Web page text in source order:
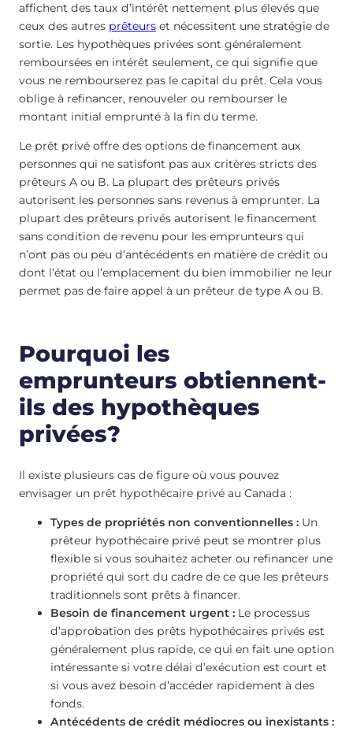
affichent des taux d’intérêt nettement plus élevés que
ceux des autres prêteurs et nécessitent une stratégie de
sortie. Les hypothèques privées sont généralement
remboursées en intérêt seulement, ce qui signifie que
vous ne rembourserez pas le capital du prêt. Cela vous
oblige à refinancer, renouveler ou rembourser le
montant initial emprunté à la fin du terme.
Le prêt privé offre des options de financement aux
personnes qui ne satisfont pas aux critères stricts des
prêteurs A ou B. La plupart des prêteurs privés
autorisent les personnes sans revenus à emprunter. La
plupart des prêteurs privés autorisent le financement
sans condition de revenu pour les emprunteurs qui
n’ont pas ou peu d’antécédents en matière de crédit ou
dont l’état ou l’emplacement du bien immobilier ne leur
permet pas de faire appel à un prêteur de type A ou B.
Pourquoi les
emprunteurs obtiennent-
ils des hypothèques
privées?
Il existe plusieurs cas de figure où vous pouvez
envisager un prêt hypothécaire privé au Canada :
Types de propriétés non conventionnelles : Un
prêteur hypothécaire privé peut se montrer plus
flexible si vous souhaitez acheter ou refinancer une
propriété qui sort du cadre de ce que les prêteurs
traditionnels sont prêts à financer.
Besoin de financement urgent : Le processus
d’approbation des prêts hypothécaires privés est
généralement plus rapide, ce qui en fait une option
intéressante si votre délai d’exécution est court et
si vous avez besoin d’accéder rapidement à des
fonds.
Antécédents de crédit médiocres ou inexistants :